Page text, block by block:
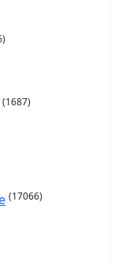
(1687)
(17066)